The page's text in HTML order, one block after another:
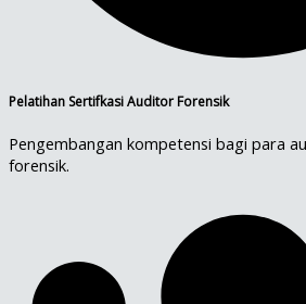
Pelatihan Sertifkasi Auditor Forensik
Pengembangan kompetensi bagi para
forensik.